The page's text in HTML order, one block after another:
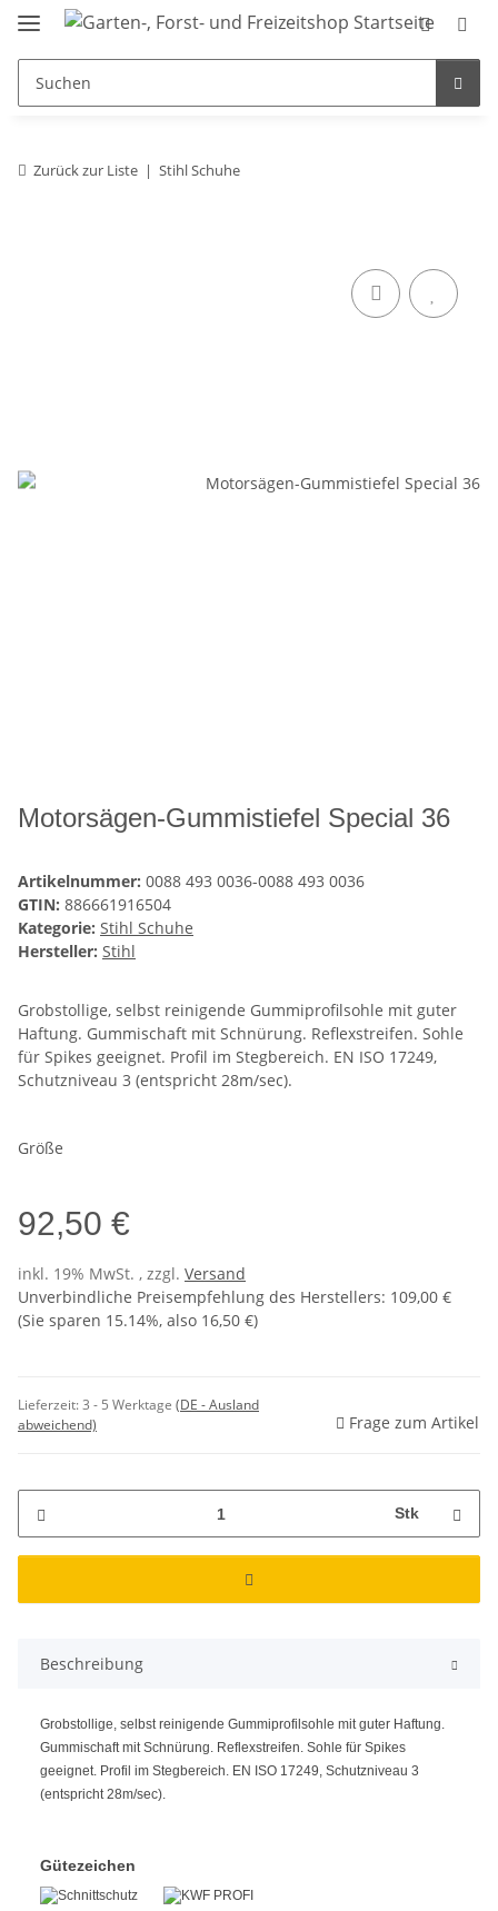
Zurück zur Liste Stihl Schuhe
Motorsägen-Gummistiefel Special 36
Artikelnummer: 0088 493 0036-0088 493 0036
GTIN: 886661916504
Kategorie: Stihl Schuhe
Hersteller: Stihl
Grobstollige, selbst reinigende Gummiprofilsohle mit guter
Haftung. Gummischaft mit Schnürung. Reflexstreifen. Sohle
für Spikes geeignet. Profil im Stegbereich. EN ISO 17249,
Schutzniveau 3 (entspricht 28m/sec).
Größe
92,50 €
inkl. 19% MwSt. , zzgl. Versand
Unverbindliche Preisempfehlung des Herstellers: 109,00 €
(Sie sparen 15.14%, also 16,50 €)
Lieferzeit:3 - 5 Werktage (DE - Ausland
abweichend)
Frage zum Artikel
Stk
Beschreibung
Grobstollige, selbst reinigende Gummiprofilsohle mit guter Haftung.
Gummischaft mit Schnürung. Reflexstreifen. Sohle für Spikes
geeignet. Profil im Stegbereich. EN ISO 17249, Schutzniveau 3
(entspricht 28m/sec).
Gütezeichen